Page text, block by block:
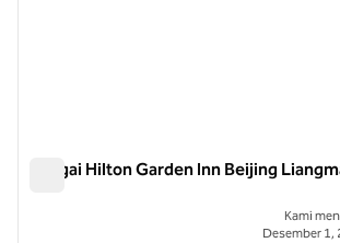
Sungai Hilton Garden Inn Beijing
Kami
Desember 1,